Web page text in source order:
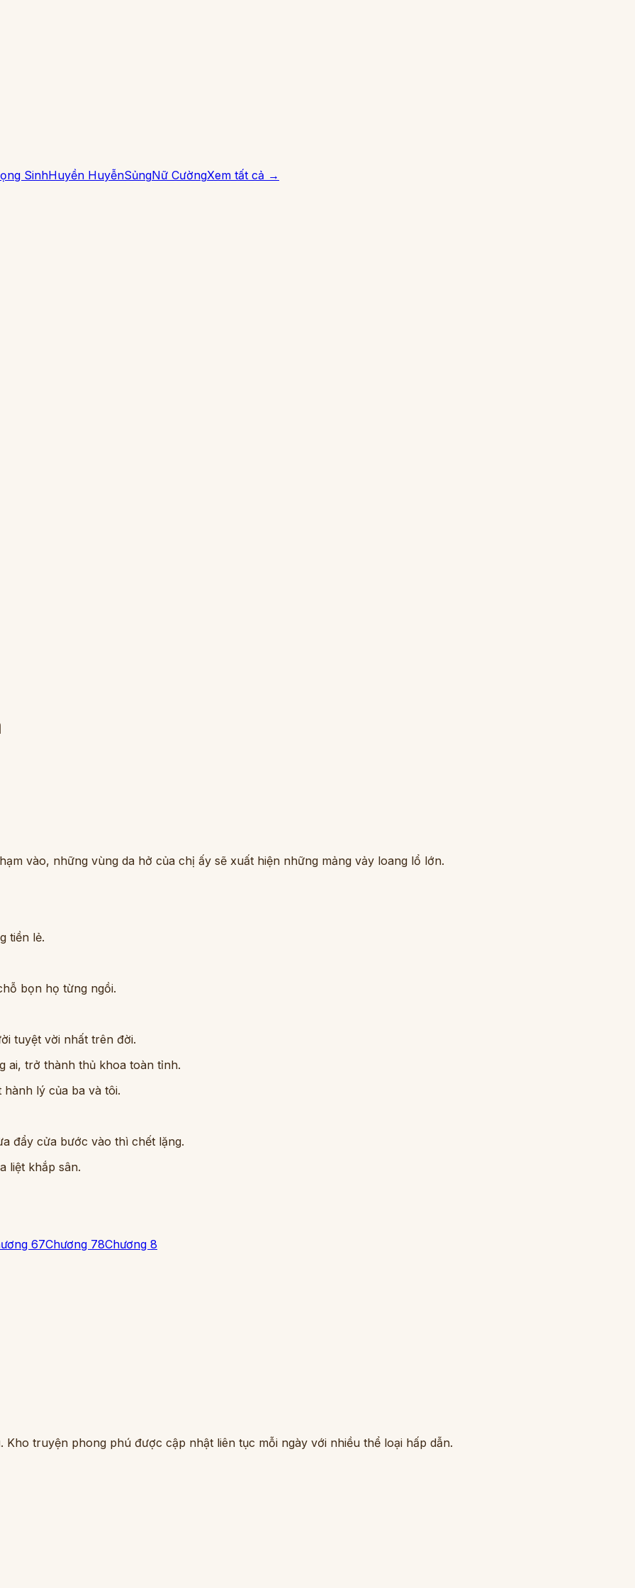
SinhHuyền HuyễnSủngNữ CườngXem tất cả →
vào, những vùng da hở của chị ấy sẽ xuất hiện những mảng vảy loang lổ lớn.
tiền lẻ.
bọn họ từng ngồi.
tuyệt vời nhất trên đời.
ai, trở thành thủ khoa toàn tỉnh.
lý của ba và tôi.
đẩy cửa bước vào thì chết lặng.
liệt khắp sân.
67Chương 78Chương 8
truyện phong phú được cập nhật liên tục mỗi ngày với nhiều thể loại hấp dẫn.